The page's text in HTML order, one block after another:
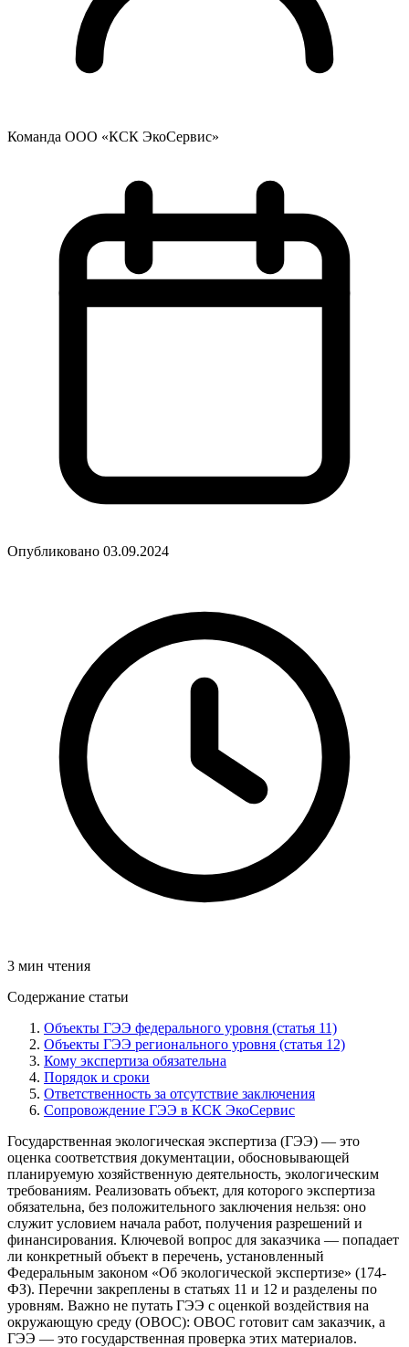
Команда ООО «КСК ЭкоСервис»
Опубликовано 03.09.2024
3 мин чтения
Содержание статьи
Объекты ГЭЭ федерального уровня (статья 11)
Объекты ГЭЭ регионального уровня (статья 12)
Кому экспертиза обязательна
Порядок и сроки
Ответственность за отсутствие заключения
Сопровождение ГЭЭ в КСК ЭкоСервис
Государственная экологическая экспертиза (ГЭЭ) — это
оценка соответствия документации, обосновывающей
планируемую хозяйственную деятельность, экологическим
требованиям. Реализовать объект, для которого экспертиза
обязательна, без положительного заключения нельзя: оно
служит условием начала работ, получения разрешений и
финансирования. Ключевой вопрос для заказчика — попадает
ли конкретный объект в перечень, установленный
Федеральным законом «Об экологической экспертизе» (174-
ФЗ). Перечни закреплены в статьях 11 и 12 и разделены по
уровням. Важно не путать ГЭЭ с оценкой воздействия на
окружающую среду (ОВОС): ОВОС готовит сам заказчик, а
ГЭЭ — это государственная проверка этих материалов.